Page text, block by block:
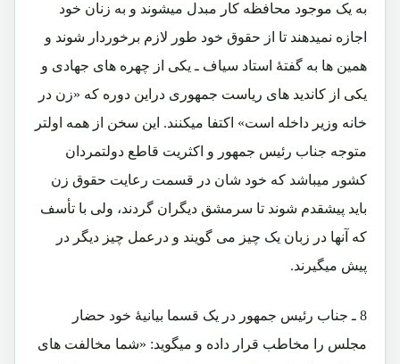
به یک موجود محافظه کار مبدل میشوند و به زنان خود
اجازه نمیدهند تا از حقوق خود طور لازم برخوردار شوند و
همین ها به گفتۀ استاد سیاف ـ یکی از چهره های جهادی و
یکی از کاندید های ریاست جمهوری دراین دوره که «زن در
خانه وزیر داخله است» اکتفا میکنند. این سخن از همه اولتر
متوجه جناب رئیس جمهور و اکثریت قاطع دولتمردان
کشور میباشد که خود شان در قسمت رعایت حقوق زن
باید پیشقدم شوند تا سرمشق دیگران گردند، ولی با تأسف
که آنها در زبان یک چیز می گویند و درعمل چیز دیگر در
پیش میگیرند.
8 ـ
جناب رئیس جمهور در یک قسما بیانیۀ خود حضار
مجلس را مخاطب قرار داده و میگوید: «شما مخالفت هاى